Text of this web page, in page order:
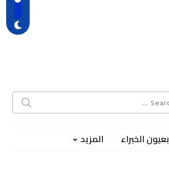
بعيون الخبراء المزيد